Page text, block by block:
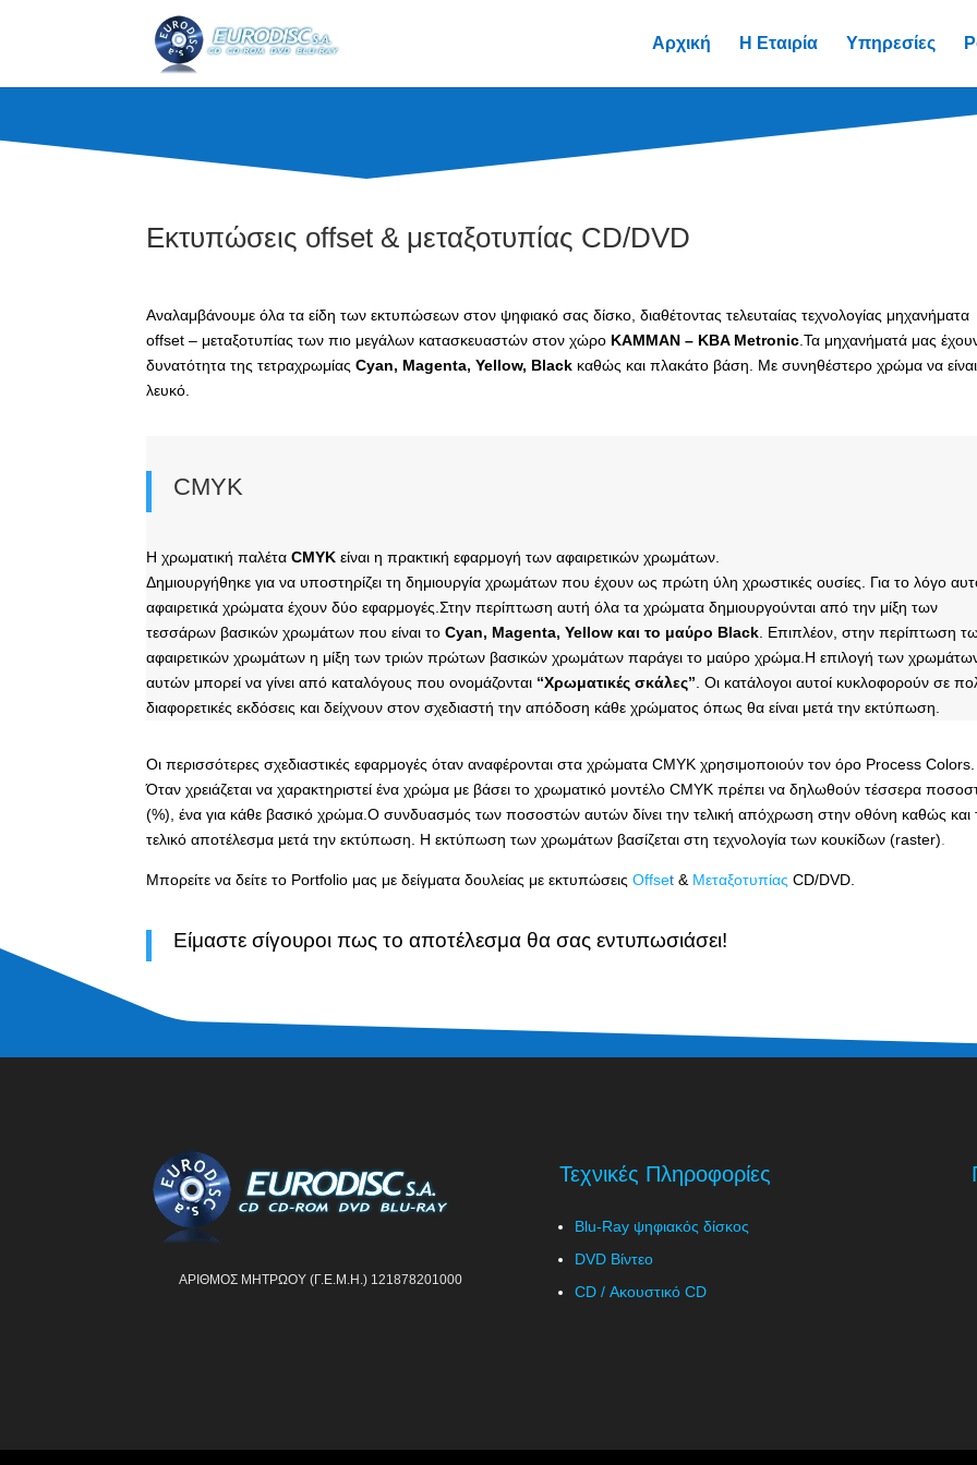
Αρχική Η Εταιρία Υπηρεσίες
Εκτυπώσεις offset & μεταξοτυπίας CD/DVD
Αναλαμβάνουμε όλα τα είδη των εκτυπώσεων στον ψηφιακό σας δίσκο, διαθέτοντας τελευταίας τεχνολογίας μηχανήματα
offset – μεταξοτυπίας των πιο μεγάλων κατασκευαστών στον χώρο KAMMAN – KBA Metronic .Τα μηχανήματά μας
δυνατότητα της τετραχρωμίαςCyan, Magenta, Yellow, Black καθώς και πλακάτο βάση. Με συνηθέστερο χρώμα να
λευκό.
CMYK
Η χρωματική παλέτα CMYK είναι η πρακτική εφαρμογή των αφαιρετικών χρωμάτων.
Δημιουργήθηκε για να υποστηρίζει τη δημιουργία χρωμάτων που έχουν ως πρώτη ύλη χρωστικές ουσίες. Για το λόγο
αφαιρετικά χρώματα έχουν δύο εφαρμογές.Στην περίπτωση αυτή όλα τα χρώματα δημιουργούνται από την μίξη των
τεσσάρων βασικών χρωμάτων που είναι το Cyan, Magenta, Yellow και το μαύρο Black . Επιπλέον, στην περίπτωση
αφαιρετικών χρωμάτων η μίξη των τριών πρώτων βασικών χρωμάτων παράγει το μαύρο χρώμα. Η επιλογή των
αυτών μπορεί να γίνει από καταλόγους που ονομάζονται “Χρωματικές σκάλες” . Οι κατάλογοι αυτοί κυκλοφορούν σε
διαφορετικές εκδόσεις και δείχνουν στον σχεδιαστή την απόδοση κάθε χρώματος όπως θα είναι μετά την εκτύπωση.
Οι περισσότερες σχεδιαστικές εφαρμογές όταν αναφέρονται στα χρώματα CMYK χρησιμοποιούν τον όρο Process Colors.
Όταν χρειάζεται να χαρακτηριστεί ένα χρώμα με βάσει το χρωματικό μοντέλο CMYK πρέπει να δηλωθούν τέσσερα
(%), ένα για κάθε βασικό χρώμα.Ο συνδυασμός των ποσοστών αυτών δίνει την τελική απόχρωση στην οθόνη καθώς και
τελικό αποτέλεσμα μετά την εκτύπωση. Η εκτύπωση των χρωμάτων βασίζεται στη τεχνολογία των κουκίδων (raster)
Μπορείτε να δείτε το Portfolio μας με δείγματα δουλείας με εκτυπώσειςOffset & ΜεταξοτυπίαςCD/DVD.
Είμαστε σίγουροι πως το αποτέλεσμα θα σας εντυπωσιάσει!
ΑΡΙΘΜΟΣ ΜΗΤΡΩΟΥ (Γ.Ε.Μ.Η.) 121878201000
Τεχνικές Πληροφορίες
Blu-Ray ψηφιακός δίσκος
DVD Βίντεο
CD / Ακουστικό CD